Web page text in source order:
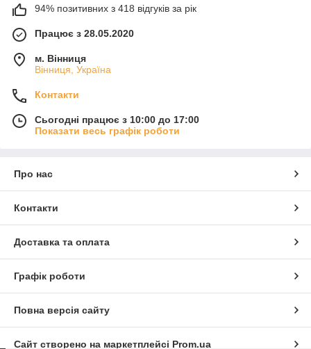
94% позитивних з 418 відгуків за рік
Працює з 28.05.2020
м. Вінниця
Вінниця, Україна
Контакти
Сьогодні працює з 10:00 до 17:00
Показати весь графік роботи
Про нас
Контакти
Доставка та оплата
Графік роботи
Повна версія сайту
Сайт створено на маркетплейсі Prom.ua